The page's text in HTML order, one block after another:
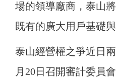
場的領導廠商，泰山
既有的廣大用戶基礎與
泰山經營權之爭近日
月20日召開審計委員